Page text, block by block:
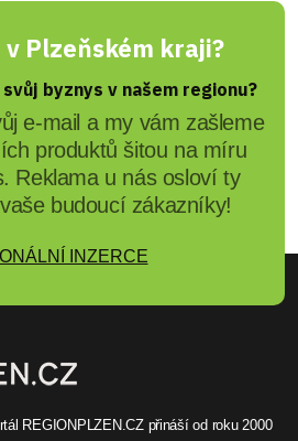
Plzeňském kraji?
byznys v našem regionu?
e-mail a my vám zašleme
produktů šitou na míru
Reklama u nás osloví ty
budoucí zákazníky!
INZERCE
REGIONPLZEN.CZ přináší od roku 2000